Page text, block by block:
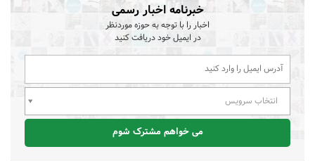
خبرنامه اخبار رسمی
اخبار را با توجه به حوزه موردنظر
در ایمیل خود دریافت کنید
انتخاب سرویس
می خواهم مشترک شوم